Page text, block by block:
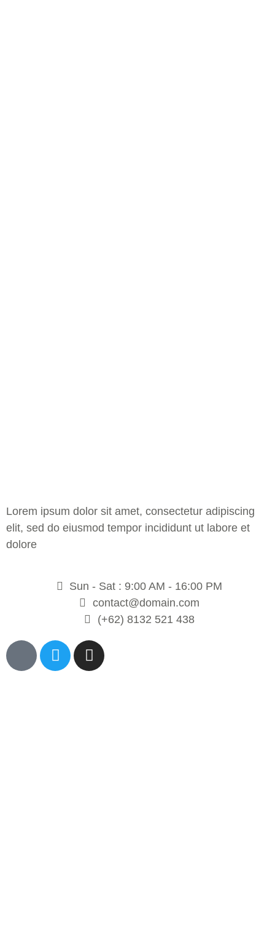
Lorem ipsum dolor sit amet, consectetur adipiscing
elit, sed do eiusmod tempor incididunt ut labore et
dolore
Sun - Sat : 9:00 AM - 16:00 PM
contact@domain.com
(+62) 8132 521 438